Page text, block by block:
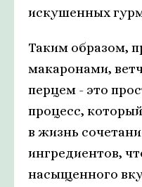
искушенных
Таким образом,
макаронами,
перцем - это
процесс,
в жизнь
ингредиентов,
насыщенного